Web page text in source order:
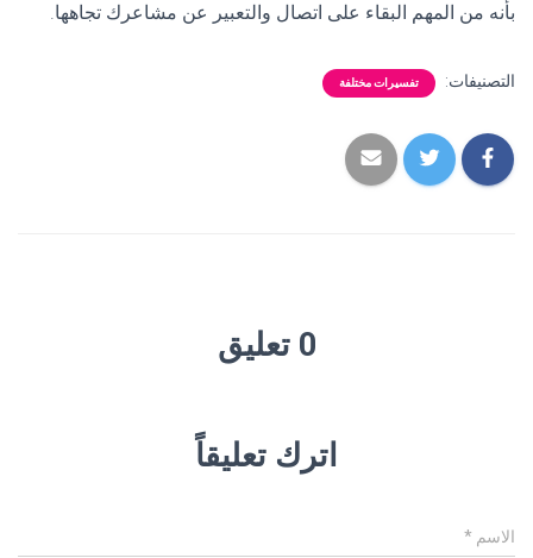
بأنه من المهم البقاء على اتصال والتعبير عن مشاعرك تجاهها.
التصنيفات: تفسيرات مختلفة
0 تعليق
اترك تعليقاً
الاسم *